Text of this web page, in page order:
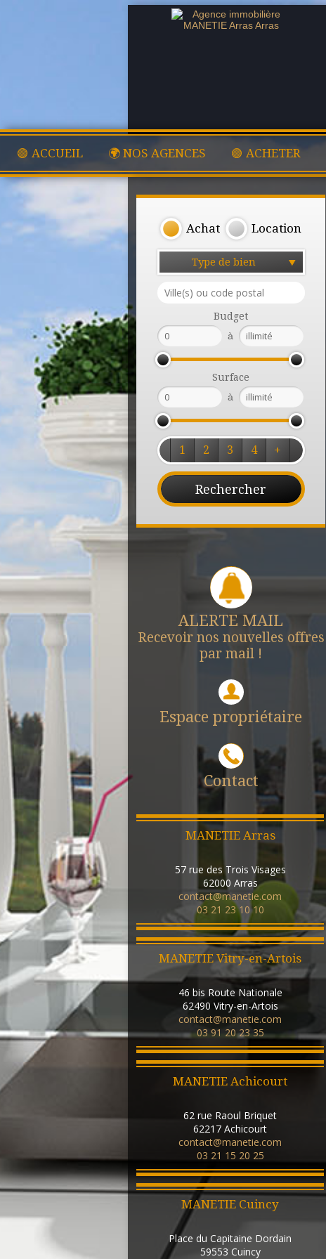
🟢 ACCUEIL 🌍 NOS AGENCES 🟢 ACHETER
Achat Location
Type de bien
Budget
à
Surface
à
1 2 3 4 +
ALERTE MAIL
Recevoir nos nouvelles offres
par mail !
Espace propriétaire
Contact
MANETIE Arras
57 rue des Trois Visages
62000 Arras
contact@manetie.com
03 21 23 10 10
MANETIE Vitry-en-Artois
46 bis Route Nationale
62490 Vitry-en-Artois
contact@manetie.com
03 91 20 23 35
MANETIE Achicourt
62 rue Raoul Briquet
62217 Achicourt
contact@manetie.com
03 21 15 20 25
MANETIE Cuincy
Place du Capitaine Dordain
59553 Cuincy